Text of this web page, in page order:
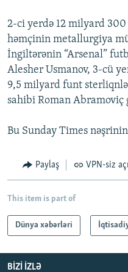
KARIKATURA
İSLAM VƏ DEMOKRATIYA
İZ - MƏDƏNIYYƏT PROQRAMI
PEŞƏ ETIKASI VƏ
MATERIALLARIMIZDAN ISTIFADƏ
AZADLIQRADIOSU MOBIL
BIZIMLƏ ƏLAQƏ
BIZI IZLƏ
RFE/RL-in bütün saytları
2-ci yerdə 12 milyard
həmçinin metallurgiya
İngiltərənin “Arsenal”
Alesher Usmanov, 3-cü
9,5 milyard funt
sahibi Roman Abramoviç
Bu Sunday Times nəşrinin
Paylaş VPN-siz
This item is part of
Dünya xəbərləri
BIZI IZLƏ